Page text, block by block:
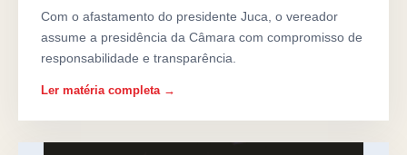
Com o afastamento do presidente Juca, o vereador
assume a presidência da Câmara com compromisso de
responsabilidade e transparência.
Ler matéria completa →